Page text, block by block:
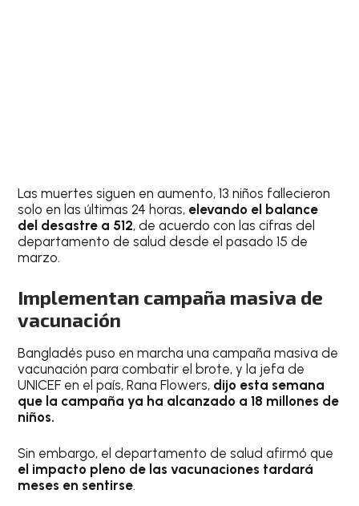
Las muertes siguen en aumento, 13 niños fallecieron
solo en las últimas 24 horas, elevando el balance
del desastre a 512, de acuerdo con las cifras del
departamento de salud desde el pasado 15 de
marzo.
Implementan campaña masiva de
vacunación
Bangladés puso en marcha una campaña masiva de
vacunación para combatir el brote, y la jefa de
UNICEF en el país, Rana Flowers, dijo esta semana
que la campaña ya ha alcanzado a 18 millones de
niños.
Sin embargo, el departamento de salud afirmó que
el impacto pleno de las vacunaciones tardará
meses en sentirse.